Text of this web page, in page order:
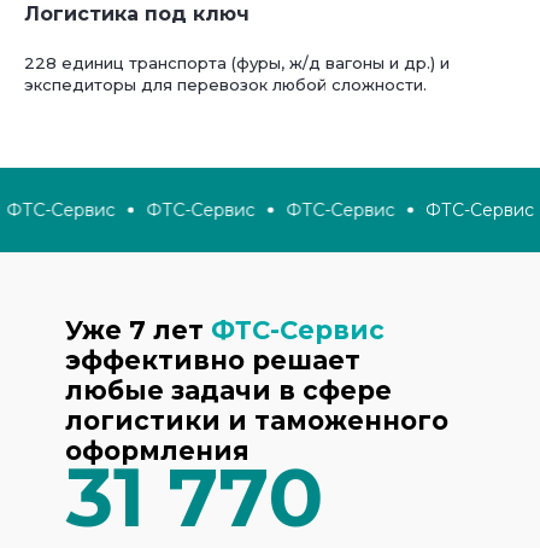
Логистика под ключ
228 единиц транспорта (фуры, ж/д вагоны и др.) и
экспедиторы для перевозок любой сложности.
Сервис ФТС-Сервис ФТС-Сервис ФТС-Сервис
31 770
Уже 7 лет ФТС-Сервис
эффективно решает
любые задачи в сфере
логистики и таможенного
оформления